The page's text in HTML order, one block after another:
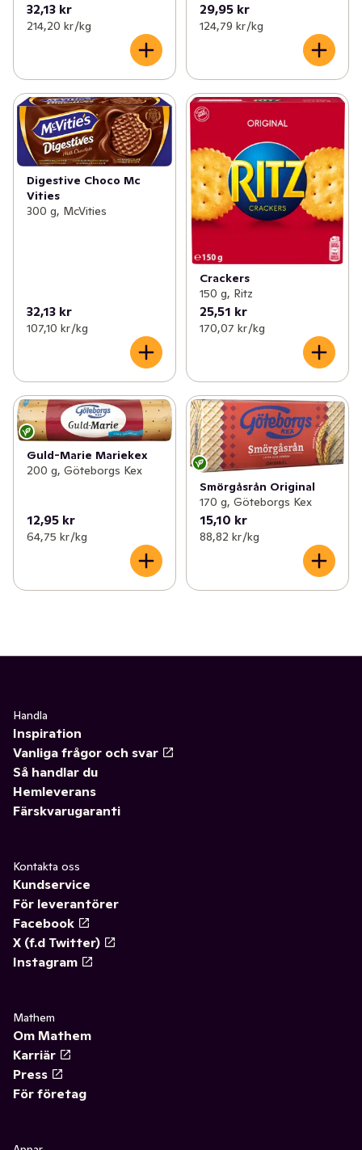
32,13 kr
214,20 kr /kg
29,95 kr
124,79 kr /kg
Digestive Choco Mc
Vities
300 g, McVities
32,13 kr
107,10 kr /kg
Crackers
150 g, Ritz
25,51 kr
170,07 kr /kg
Guld-Marie Mariekex
200 g, Göteborgs Kex
12,95 kr
64,75 kr /kg
Smörgåsrån Original
170 g, Göteborgs Kex
15,10 kr
88,82 kr /kg
Handla
Inspiration
Vanliga frågor och svar
Så handlar du
Hemleverans
Färskvarugaranti
Kontakta oss
Kundservice
För leverantörer
Facebook
X (f.d Twitter)
Instagram
Mathem
Om Mathem
Karriär
Press
För företag